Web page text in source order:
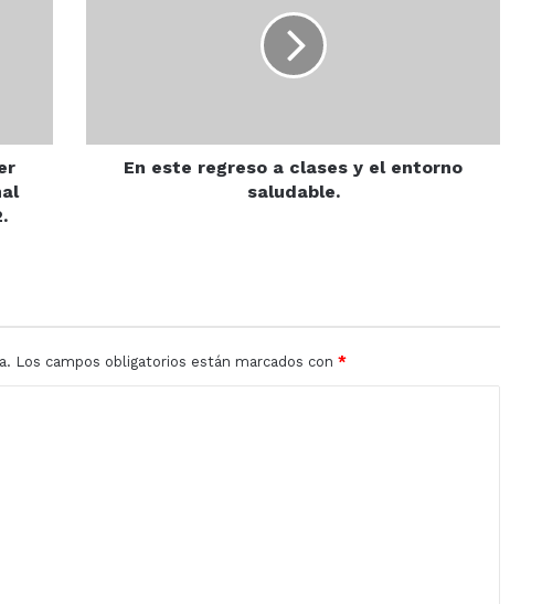
saludable.
En este regreso a clases y el entorno
saludable.
Los campos obligatorios están marcados con *